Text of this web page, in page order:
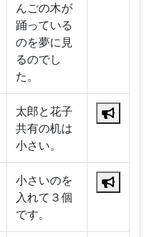
んごの木が
踊っている
のを夢に見
るのでし
た。
太郎と花子
共有の机は
小さい。
小さいのを
入れて３個
です。